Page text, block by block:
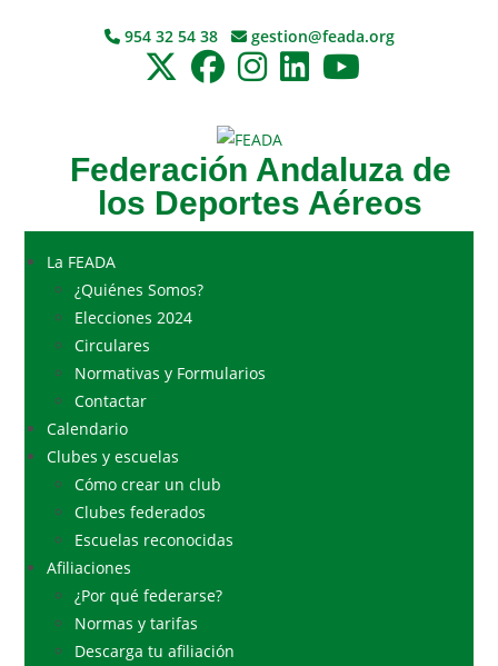
954 32 54 38 gestion@feada.org
Federación Andaluza de
los Deportes Aéreos
La FEADA
¿Quiénes Somos?
Elecciones 2024
Circulares
Normativas y Formularios
Contactar
Calendario
Clubes y escuelas
Cómo crear un club
Clubes federados
Escuelas reconocidas
Afiliaciones
¿Por qué federarse?
Normas y tarifas
Descarga tu afiliación